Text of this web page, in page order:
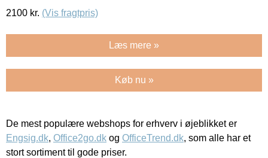
2100 kr. (Vis fragtpris)
Læs mere »
Køb nu »
De mest populære webshops for erhverv i øjeblikket er
Engsig.dk, Office2go.dk og OfficeTrend.dk, som alle har et
stort sortiment til gode priser.